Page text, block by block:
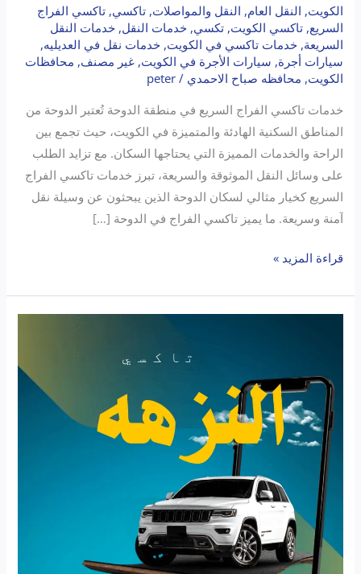
الكويت, النقل العام, النقل والمواصلات,تاكسي,تاكسي الفراج
السريع,تاكسي الكويت,تكسي,خدمات النقل,خدمات النقل
السريعة,خدمات تاكسي في الكويت,خدمات نقل في العديليه,
سيارات أجرة, سيارات الأجرة في الكويت,غير مصنف, محافظات
الكويت, محافظه صباح الاحمدي /
peter
خدمات تاكسي الفراج السريع في منطقة الدوحة تُعتبر الدوحة من
المناطق السكنية الهادئة والمتميزة في الكويت، حيث تجمع بين
الراحة والخدمات المميزة التي يحتاجها السكان. مع تزايد الطلب
على وسائل النقل الموثوقة والسريعة، تبرز خدمات تاكسي الفراج
السريع كخيار مثالي لسكان الدوحة الذين يبحثون عن وسيلة نقل
آمنة وسريعة. ما يميز تاكسي الفراج في الدوحة […]
قراءة المزيد »
السريع
في
منطقة
النزهة